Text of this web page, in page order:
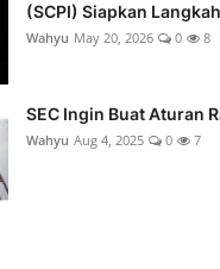
(SCPI) Siapkan
Wahyu May 20, 2026 0 8
SEC Ingin Buat Aturan
Wahyu Aug 4, 2025 0 7